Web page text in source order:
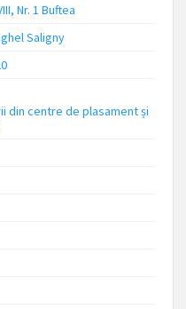
Nr. 1 Buftea
Saligny
din centre de plasament și